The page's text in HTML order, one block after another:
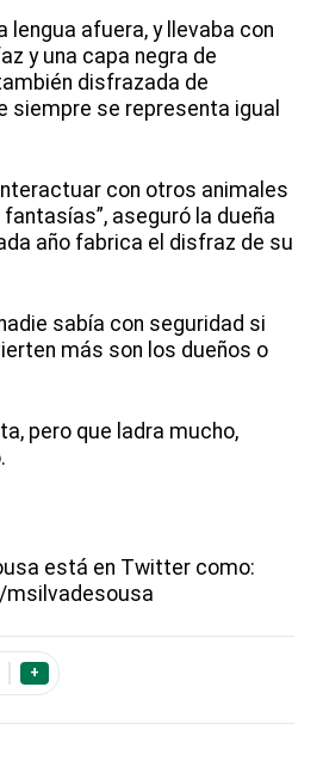
lengua afuera, y llevaba con
y una capa negra de
disfrazada de
siempre se representa igual
con otros animales
aseguró la dueña
año fabrica el disfraz de su
sabía con seguridad si
más son los dueños o
pero que ladra mucho,
está en Twitter como:
+